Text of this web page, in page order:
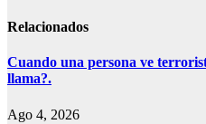
Relacionados
Cuando una persona ve
llama?.
Ago 4, 2026